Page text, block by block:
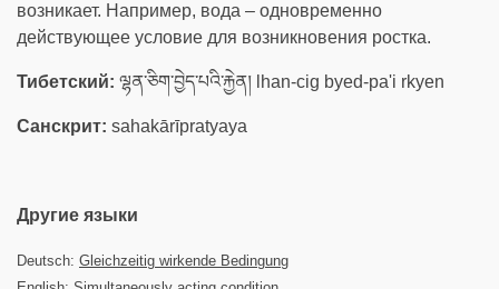
возникает. Например, вода – одновременно
действующее условие для возникновения ростка.
Тибетский: ལྷན་ཅིག་བྱེད་པའི་རྐྱེན། lhan-cig byed-pa'i rkyen
Санскрит: sahakārīpratyaya
Другие языки
Deutsch: Gleichzeitig wirkende Bedingung